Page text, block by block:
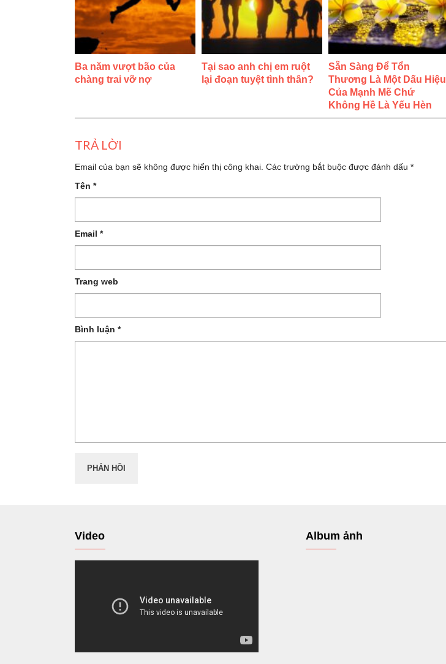
Ba năm vượt bão của
chàng trai vỡ nợ
Tại sao anh chị em ruột
lại đoạn tuyệt tình thân?
Sẵn Sàng Để Tổn
Thương Là Một Dấu Hiệu
Của Mạnh Mẽ Chứ
Không Hề Là Yếu Hèn
TRẢ LỜI
Email của bạn sẽ không được hiển thị công khai. Các trường bắt buộc được đánh dấu *
Tên *
Email *
Trang web
Bình luận *
Video Album ảnh